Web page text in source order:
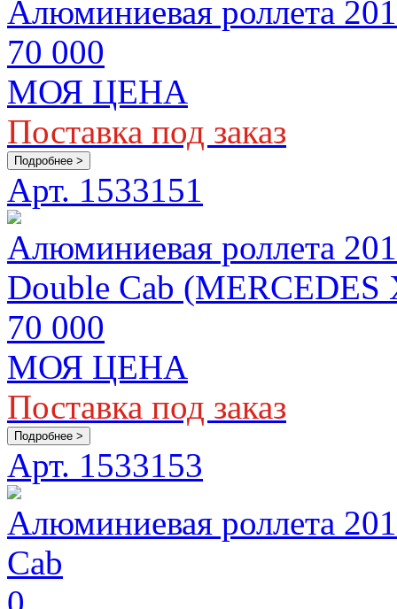
Алюминиевая роллета
70 000
МОЯ ЦЕНА
Поставка под заказ
Подробнее >
Арт. 1533151
Алюминиевая роллета
Double Cab (MERCEDES
70 000
МОЯ ЦЕНА
Поставка под заказ
Подробнее >
Арт. 1533153
Алюминиевая роллета
Cab